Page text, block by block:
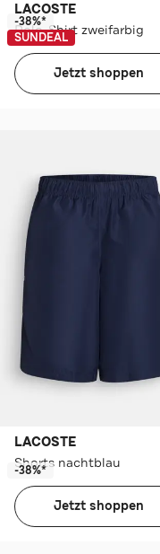
LACOSTE
Polo-Shirt zweifarbig
-38%*
SUNDEAL
Jetzt shoppen
LACOSTE
Shorts nachtblau
-38%*
Jetzt shoppen